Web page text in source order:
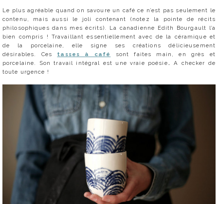
Le plus agréable quand on savoure un café ce n’est pas seulement le
contenu, mais aussi le joli contenant (notez la pointe de récits
philosophiques dans mes écrits). La canadienne Edith Bourgault l’a
bien compris ! Travaillant essentiellement avec de la céramique et
de la porcelaine, elle signe ses créations délicieusement
désirables. Ces tasses à café
sont faites main, en grès et
porcelaine. Son travail intégral est une vraie poésie… A checker de
toute urgence !